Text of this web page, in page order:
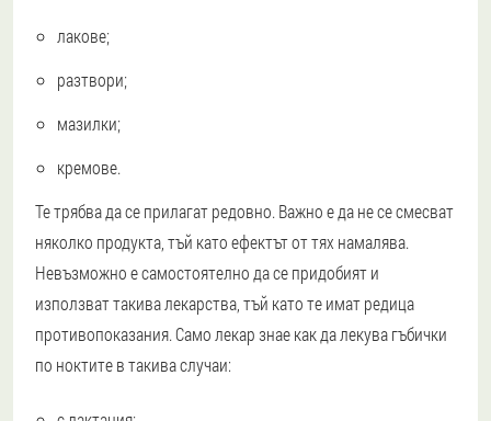
лакове;
разтвори;
мазилки;
кремове.
Те трябва да се прилагат редовно. Важно е да не се смесват
няколко продукта, тъй като ефектът от тях намалява.
Невъзможно е самостоятелно да се придобият и
използват такива лекарства, тъй като те имат редица
противопоказания. Само лекар знае как да лекува гъбички
по ноктите в такива случаи: